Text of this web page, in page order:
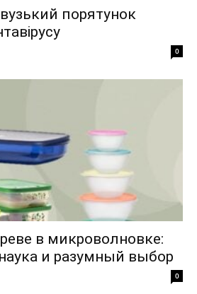
порятунок
0
в микроволновке:
и разумный выбор
0